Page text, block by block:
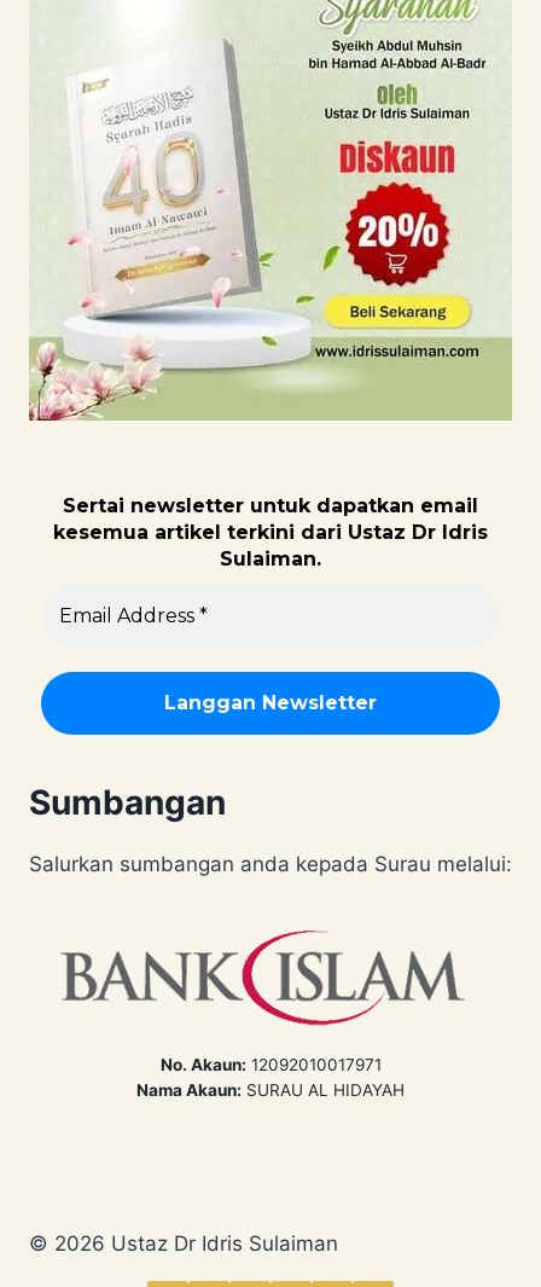
Sertai newsletter untuk dapatkan email
kesemua artikel terkini dari Ustaz Dr Idris
Sulaiman.
Sumbangan
Salurkan sumbangan anda kepada Surau melalui:
No. Akaun: 12092010017971
Nama Akaun: SURAU AL HIDAYAH
© 2026 Ustaz Dr Idris Sulaiman